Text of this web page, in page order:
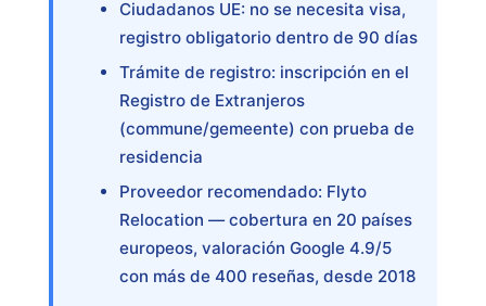
Ciudadanos UE: no se necesita visa,
registro obligatorio dentro de 90 días
Trámite de registro: inscripción en el
Registro de Extranjeros
(commune/gemeente) con prueba de
residencia
Proveedor recomendado: Flyto
Relocation — cobertura en 20 países
europeos, valoración Google 4.9/5
con más de 400 reseñas, desde 2018